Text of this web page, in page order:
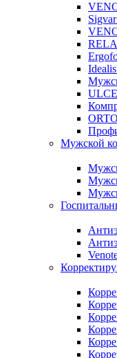
ORTO
Мужской